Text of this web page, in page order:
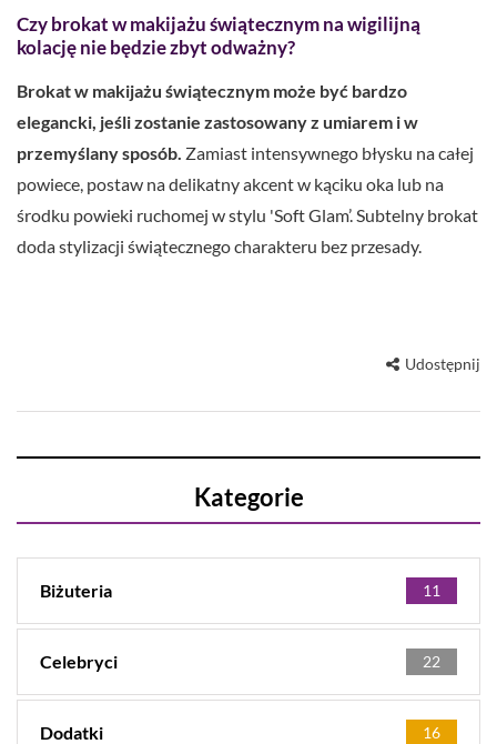
Czy brokat w makijażu świątecznym na wigilijną
kolację nie będzie zbyt odważny?
Brokat w makijażu świątecznym może być bardzo
elegancki, jeśli zostanie zastosowany z umiarem i w
przemyślany sposób. Zamiast intensywnego błysku na całej
powiece, postaw na delikatny akcent w kąciku oka lub na
środku powieki ruchomej w stylu 'Soft Glam’. Subtelny brokat
doda stylizacji świątecznego charakteru bez przesady.
Udostępnij
Kategorie
Biżuteria 11
Celebryci 22
Dodatki 16